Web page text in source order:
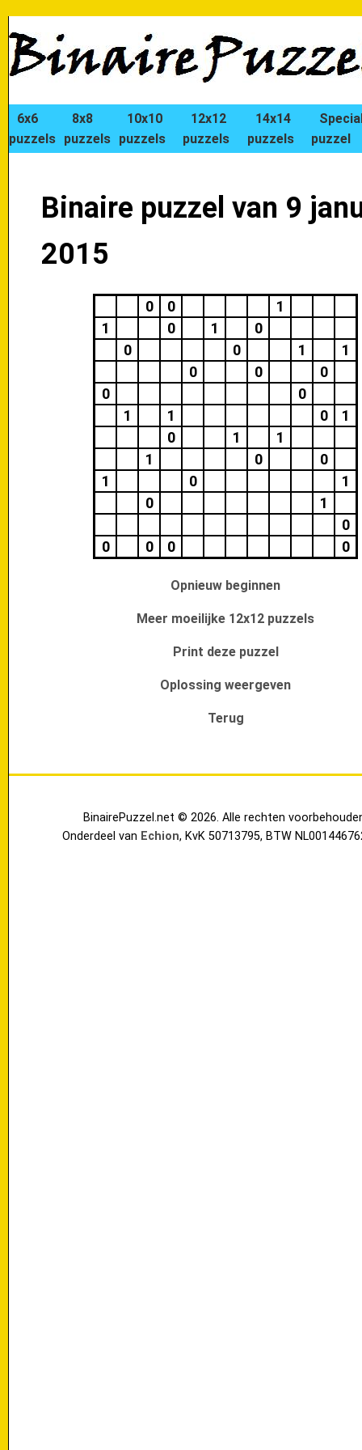
6x6
puzzels
8x8
puzzels
10x10
puzzels
12x12
puzzels
14x14
puzzels
puzzel
Binaire puzzel van 9
2015
0 0
1
1
0 1
0
0
0 1
1
0
0
0
0
0
1
1 0
1
0
1
1
1
0
0
1
0
1
0
1
0
0
0 0 0
Opnieuw beginnen
Meer moeilijke 12x12 puzzels
Print deze puzzel
Oplossing weergeven
Terug
BinairePuzzel.net © 2026. Alle rechten
Onderdeel van Echion, KvK 50713795, BTW